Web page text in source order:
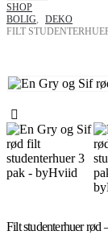
SHOP
BOLIG,
DEKO
FILT
Filt studenterhuer rød